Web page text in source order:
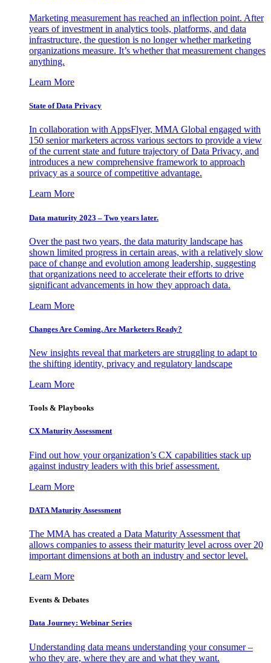
Marketing measurement has reached an inflection point. After
years of investment in analytics tools, platforms, and data
infrastructure, the question is no longer whether marketing
organizations measure. It’s whether that measurement changes
anything.
Learn More
State of Data Privacy
In collaboration with AppsFlyer, MMA Global engaged with
150 senior marketers across various sectors to provide a view
of the current state and future trajectory of Data Privacy, and
introduces a new comprehensive framework to approach
privacy as a source of competitive advantage.
Learn More
Data maturity 2023 – Two years later.
Over the past two years, the data maturity landscape has
shown limited progress in certain areas, with a relatively slow
pace of change and evolution among leadership, suggesting
that organizations need to accelerate their efforts to drive
significant advancements in how they approach data.
Learn More
Changes Are Coming. Are Marketers Ready?
New insights reveal that marketers are struggling to adapt to
the shifting identity, privacy and regulatory landscape
Learn More
Tools & Playbooks
CX Maturity Assessment
Find out how your organization’s CX capabilities stack up
against industry leaders with this brief assessment.
Learn More
DATA Maturity Assessment
The MMA has created a Data Maturity Assessment that
allows companies to assess their maturity level across over 20
important dimensions at both an industry and sector level.
Learn More
Events & Debates
Data Journey: Webinar Series
Understanding data means understanding your consumer –
who they are, where they are and what they want.